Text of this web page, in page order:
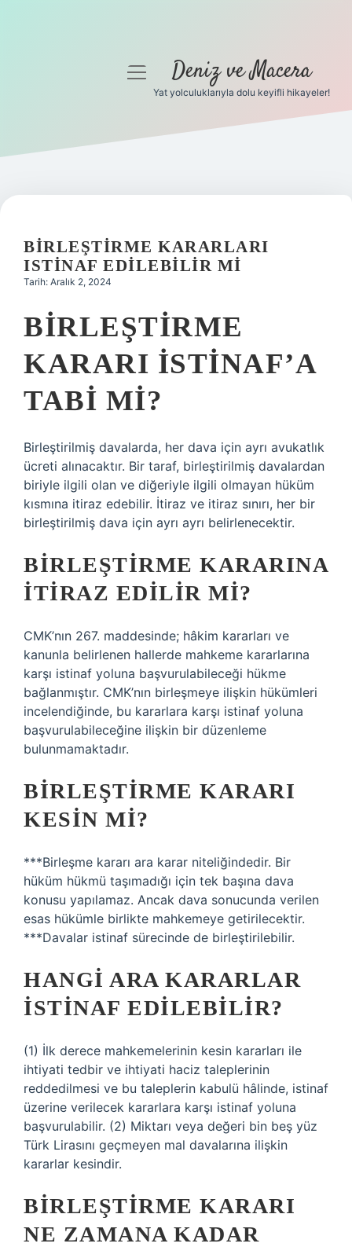
Gizlilik Politikası
Yasal Uyarı
menüyüDeniz ve Macera
Yat yolculuklarıyla dolu keyifli hikayeler!
BIRLEŞTIRME KARARLARI
ISTINAF EDILEBILIR MI
Tarih: Aralık 2, 2024
BIRLEŞTIRME
KARARI İSTINAF’A
TABI MI?
Birleştirilmiş davalarda, her dava için ayrı avukatlık
ücreti alınacaktır. Bir taraf, birleştirilmiş davalardan
biriyle ilgili olan ve diğeriyle ilgili olmayan hüküm
kısmına itiraz edebilir. İtiraz ve itiraz sınırı, her bir
birleştirilmiş dava için ayrı ayrı belirlenecektir.
BIRLEŞTIRME KARARINA
ITIRAZ EDILIR MI?
CMK’nın 267. maddesinde; hâkim kararları ve
kanunla belirlenen hallerde mahkeme kararlarına
karşı istinaf yoluna başvurulabileceği hükme
bağlanmıştır. CMK’nın birleşmeye ilişkin hükümleri
incelendiğinde, bu kararlara karşı istinaf yoluna
başvurulabileceğine ilişkin bir düzenleme
bulunmamaktadır.
BIRLEŞTIRME KARARI
KESIN MI?
***Birleşme kararı ara karar niteliğindedir. Bir
hüküm hükmü taşımadığı için tek başına dava
konusu yapılamaz. Ancak dava sonucunda verilen
esas hükümle birlikte mahkemeye getirilecektir.
***Davalar istinaf sürecinde de birleştirilebilir.
HANGI ARA KARARLAR
ISTINAF EDILEBILIR?
(1) İlk derece mahkemelerinin kesin kararları ile
ihtiyati tedbir ve ihtiyati haciz taleplerinin
reddedilmesi ve bu taleplerin kabulü hâlinde, istinaf
üzerine verilecek kararlara karşı istinaf yoluna
başvurulabilir. (2) Miktarı veya değeri bin beş yüz
Türk Lirasını geçmeyen mal davalarına ilişkin
kararlar kesindir.
BIRLEŞTIRME KARARI
NE ZAMANA KADAR